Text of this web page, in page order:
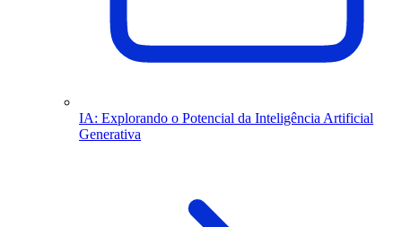
IA: Explorando o Potencial da Inteligência Artificial
Generativa